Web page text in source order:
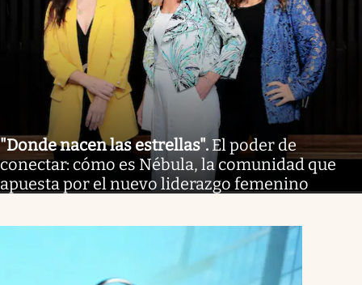
"Donde nacen las estrellas". El poder de
conectar: cómo es Nébula, la comunidad que
apuesta por el nuevo liderazgo femenino